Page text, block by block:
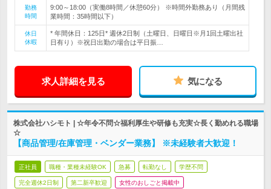
勤務
時間
9:00～18:00（実働8時間／休憩60分） ※時間外勤務あり（月間残
業時間：35時間以下）
休日
休暇
* 年間休日：125日* 週休2日制（土曜日、日曜日※月1回土曜出社
日有り）※祝日出勤の場合は平日振…
求人詳細を見る 気になる
株式会社ハシモト | ☆年令不問☆福利厚生や研修も充実☆長く勤めれる職場
☆
【商品管理/在庫管理・ベンダー業務】 ※未経験者大歓迎！
正社員 職種・業種未経験OK 急募 転勤なし 学歴不問
完全週休2日制 第二新卒歓迎 女性のおしごと掲載中